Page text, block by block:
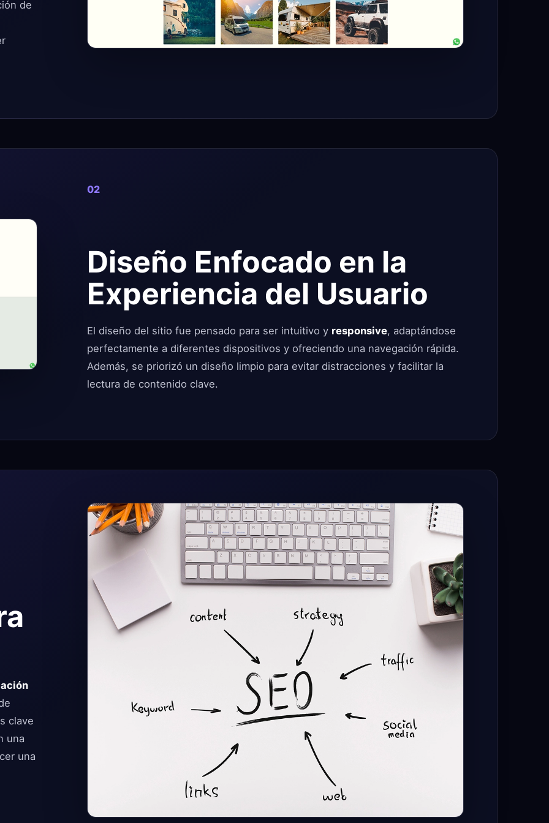
de
02
Diseño Enfocado en la
Experiencia del Usuario
El diseño del sitio fue pensado para ser intuitivo y responsive, adaptándose
perfectamente a diferentes dispositivos y ofreciendo una navegación rápida.
Además, se priorizó un diseño limpio para evitar distracciones y facilitar la
lectura de contenido clave.
clave
una
una